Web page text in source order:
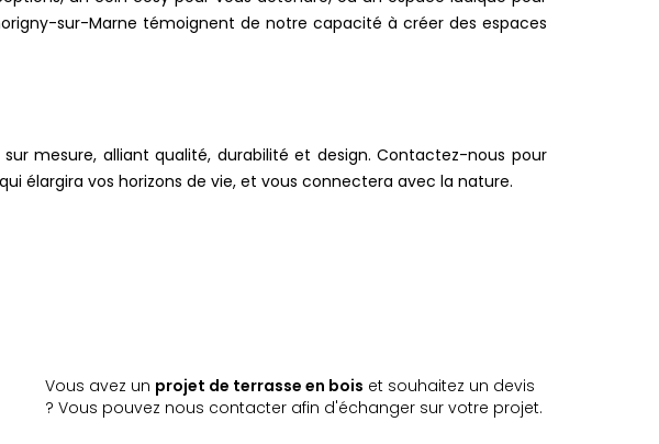
sur-Marne témoignent de notre capacité à créer des espaces
mesure, alliant qualité, durabilité et design. Contactez-nous pour
élargira vos horizons de vie, et vous connectera avec la nature.
Vous avez un projet de terrasse en bois et souhaitez un devis
? Vous pouvez nous contacter afin d'échanger sur votre projet.